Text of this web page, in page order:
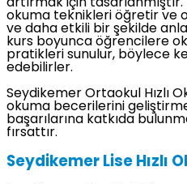
artırmak için
okuma teknikleri öğretir ve
ve daha etkili bir şekilde
kurs boyunca öğrencilere
pratikleri sunulur, böylece
edebilirler.
Seydikemer Ortaokul Hızlı
okuma becerilerini
başarılarına katkıda
fırsattır.
Seydikemer Lise Hızlı